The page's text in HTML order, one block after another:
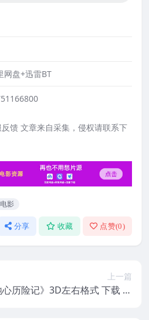
网盘+迅雷BT
馈 文章来自采集，侵权请联系下
影
分享 收藏 点赞(0)
上一篇
历险记》3D左右格式 下载 高